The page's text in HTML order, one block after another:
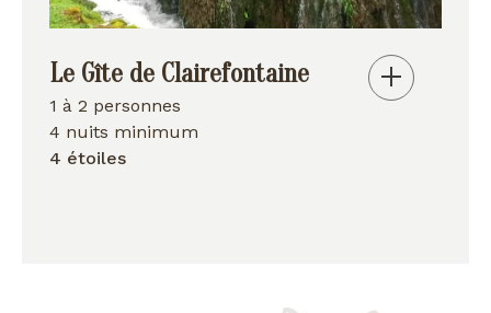
Le Gîte de Clairefontaine
1 à 2 personnes
4 nuits minimum
4 étoiles